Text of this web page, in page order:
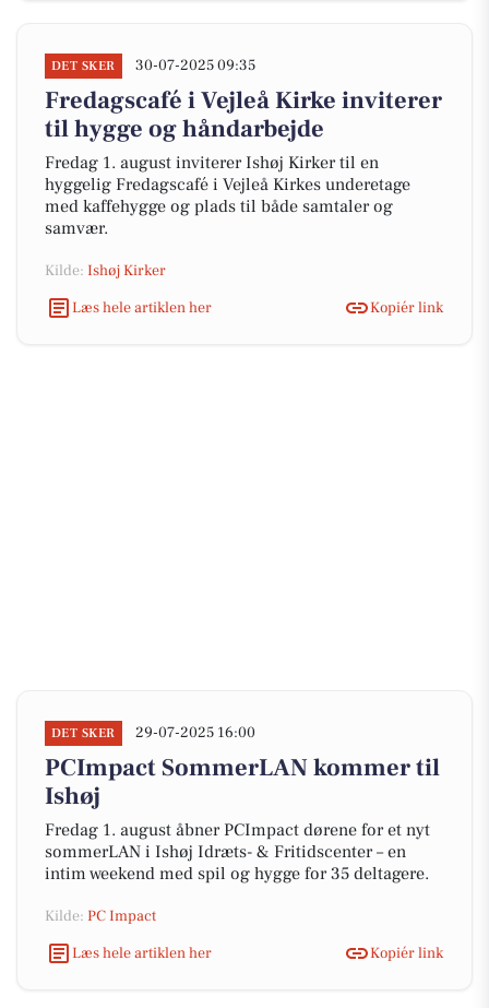
DET SKER 30-07-2025 09:35
Fredagscafé i Vejleå Kirke inviterer
til hygge og håndarbejde
Fredag 1. august inviterer Ishøj Kirker til en
hyggelig Fredagscafé i Vejleå Kirkes underetage
med kaffehygge og plads til både samtaler og
samvær.
Kilde: Ishøj Kirker
Læs hele artiklen her
Kopiér link
DET SKER 29-07-2025 16:00
PCImpact SommerLAN kommer til
Ishøj
Fredag 1. august åbner PCImpact dørene for et nyt
sommerLAN i Ishøj Idræts- & Fritidscenter – en
intim weekend med spil og hygge for 35 deltagere.
Kilde: PC Impact
Læs hele artiklen her
Kopiér link